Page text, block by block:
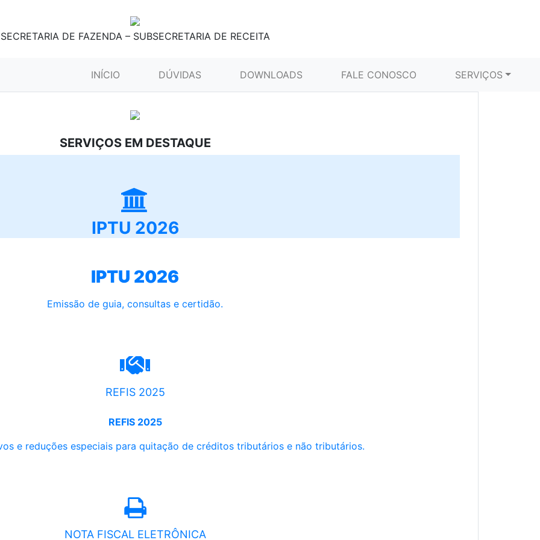
SECRETARIA DE FAZENDA – SUBSECRETARIA DE RECEITA
INÍCIO (CURRENT)DÚVIDAS DOWNLOADS FALE CONOSCO SERVIÇOS
SERVIÇOS EM DESTAQUE
IPTU 2026
IPTU 2026
Emissão de guia, consultas e certidão.
REFIS 2025
REFIS 2025
e reduções especiais para quitação de créditos tributários e não tributários.
NOTA FISCAL ELETRÔNICA